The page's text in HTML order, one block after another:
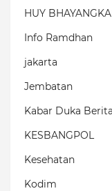
HUY
Info Ramdhan
jakarta
Jembatan
Kabar Duka
KESBANGPOL
Kesehatan
Kodim